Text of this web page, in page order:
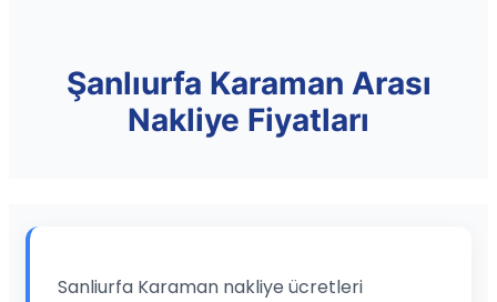
Şanlıurfa Karaman Arası
Nakliye Fiyatları
Sanliurfa Karaman nakliye ücretleri